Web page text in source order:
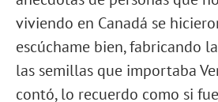
viviendo en Canadá se
escúchame bien, fabricando
las semillas que importaba
contó, lo recuerdo como si